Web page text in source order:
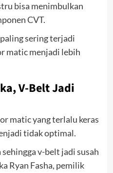
bisa menimbulkan
CVT.
sering terjadi
matic menjadi lebih
V-Belt Jadi
matic yang terlalu keras
tidak optimal.
v-belt jadi susah
Ryan Fasha, pemilik